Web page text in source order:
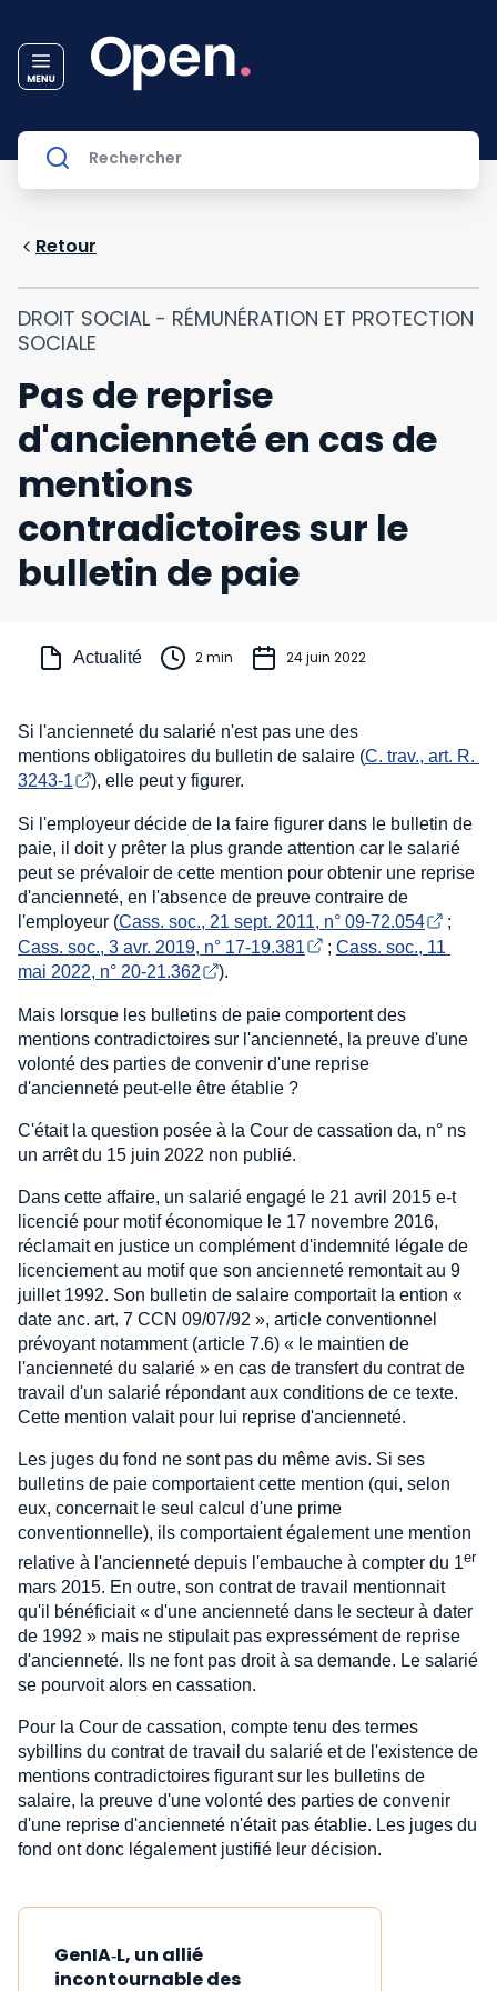
Retour
DROIT SOCIAL - RÉMUNÉRATION ET PROTECTION
SOCIALE
Pas de reprise
d'ancienneté en cas de
mentions
contradictoires sur le
bulletin de paie
Actualité 2 min 24 juin 2022
Si l'ancienneté du salarié n'est pas une des
mentions obligatoires du bulletin de salaire (C. trav., art. R.
3243-1
), elle peut y figurer.
Si l'employeur décide de la faire figurer dans le bulletin de
paie, il doit y prêter la plus grande attention car le salarié
peut se prévaloir de cette mention pour obtenir une reprise
d'ancienneté, en l'absence de preuve contraire de
l'employeur (Cass. soc., 21 sept. 2011, n° 09-72.054
;
Cass. soc., 3 avr. 2019, n° 17-19.381
; Cass. soc., 11
mai 2022, n° 20-21.362
).
Mais lorsque les bulletins de paie comportent des
mentions contradictoires sur l'ancienneté, la preuve d'une
volonté des parties de convenir d'une reprise
d'ancienneté peut-elle être établie ?
C'était la question posée à la Cour de cassation da, n° ns
un arrêt du 15 juin 2022 non publié.
Dans cette affaire, un salarié engagé le 21 avril 2015 e-t
licencié pour motif économique le 17 novembre 2016,
réclamait en justice un complément d'indemnité légale de
licenciement au motif que son ancienneté remontait au 9
juillet 1992. Son bulletin de salaire comportait la ention «
date anc. art. 7 CCN 09/07/92 », article conventionnel
prévoyant notamment (article 7.6) « le maintien de
l'ancienneté du salarié » en cas de transfert du contrat de
travail d'un salarié répondant aux conditions de ce texte.
Cette mention valait pour lui reprise d'ancienneté.
Les juges du fond ne sont pas du même avis. Si ses
bulletins de paie comportaient cette mention (qui, selon
eux, concernait le seul calcul d'une prime
conventionnelle), ils comportaient également une mention
relative à l'ancienneté depuis l'embauche à compter du 1er
mars 2015. En outre, son contrat de travail mentionnait
qu'il bénéficiait « d'une ancienneté dans le secteur à dater
de 1992 » mais ne stipulait pas expressément de reprise
d'ancienneté. Ils ne font pas droit à sa demande. Le salarié
se pourvoit alors en cassation.
Pour la Cour de cassation, compte tenu des termes
sybillins du contrat de travail du salarié et de l'existence de
mentions contradictoires figurant sur les bulletins de
salaire, la preuve d'une volonté des parties de convenir
d'une reprise d'ancienneté n'était pas établie. Les juges du
fond ont donc légalement justifié leur décision.
GenIA‑L, un allié
incontournable des